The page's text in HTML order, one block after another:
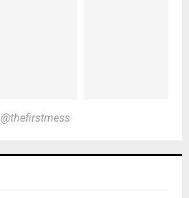
@thefirstmess